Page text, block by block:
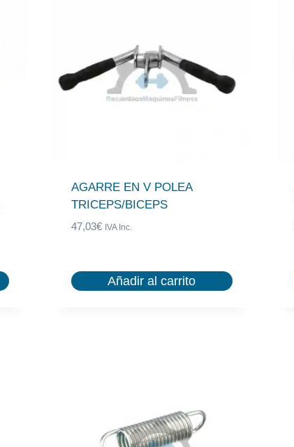
AGARRE EN V POLEA
TRICEPS/BICEPS
47,03€ IVA Inc.
Añadir al carrito